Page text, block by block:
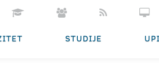
STUDIJE